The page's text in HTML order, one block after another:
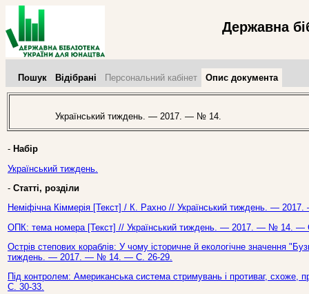
Державна
Пошук Відібрані Персональний кабінет Опис документа
Український тиждень. — 2017. — № 14.
- Набір
Український тиждень.
- Статті, розділи
Неміфічна Кіммерія [Текст] / К. Рахно // Український тиждень. —
ОПК: тема номера [Текст] // Український тиждень. — 2017. — № 14. —
Острів степових кораблів: У чому історичне й екологічне значення
тиждень. — 2017. — № 14. — С. 26-29.
Під контролем: Американська система стримувань і противаг,
С. 30-33.